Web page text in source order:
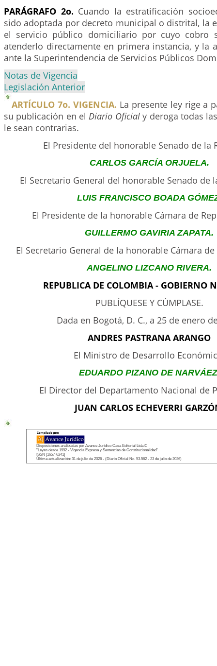
PARÁGRAFO 2o. Cuando la estratificación
sido adoptada por decreto municipal o distrital, la
el servicio público domiciliario por cuyo cobro
atenderlo directamente en primera instancia, y la
ante la Superintendencia de Servicios Públicos
Notas de Vigencia
Legislación Anterior
ARTÍCULO 7o. VIGENCIA. La presente ley rige a
su publicación en elDiario Oficialy deroga todas
le sean contrarias.
El Presidente del honorable Senado de la
CARLOS GARCÍA ORJUELA.
El Secretario General del honorable Senado de
LUIS FRANCISCO BOADA
El Presidente de la honorable Cámara de
GUILLERMO GAVIRIA ZAPATA.
El Secretario General de la honorable Cámara
ANGELINO LIZCANO RIVERA.
REPUBLICA DE COLOMBIA - GOBIERNO
PUBLÍQUESE Y CÚMPLASE.
Dada en Bogotá, D. C., a 25 de enero
ANDRES PASTRANA ARANGO
El Ministro de Desarrollo
EDUARDO PIZANO DE
El Director del Departamento Nacional de
JUAN CARLOS ECHEVERRI
Disposiciones analizadas por Avance Jurídico Casa Editorial Ltda.©
"Leyes desde 1992 - Vigencia Expresa y Sentencias de Constitucionalidad"
ISSN [1657-6241]
Última actualización: 31 de julio de 2026 - (Diario Oficial No. 53.562 - 23 de julio de 2026)